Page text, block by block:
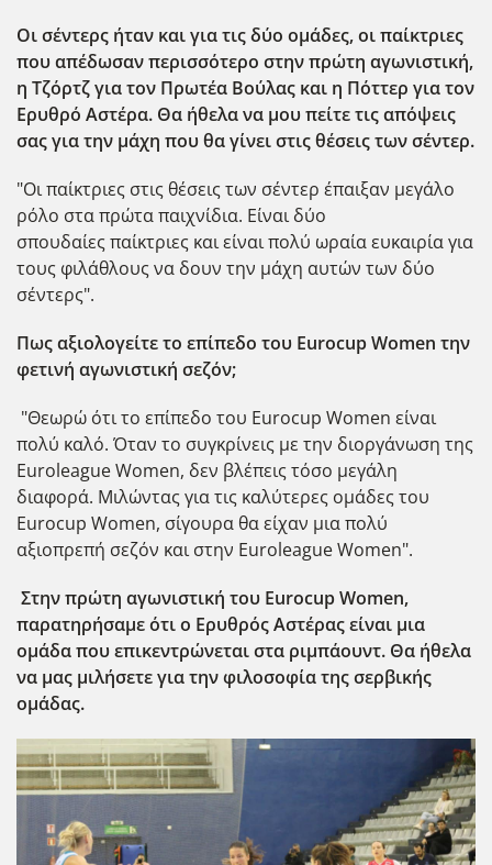
Οι σέντερς ήταν και για τις δύο ομάδες, οι παίκτριες
που απέδωσαν περισσότερο στην πρώτη αγωνιστική,
η Τζόρτζ για τον Πρωτέα Βούλας και η Πόττερ για τον
Ερυθρό Αστέρα. Θα ήθελα να μου πείτε τις απόψεις
σας για την μάχη που θα γίνει στις θέσεις των σέντερ.
"Οι παίκτριες στις θέσεις των σέντερ έπαιξαν μεγάλο
ρόλο στα πρώτα παιχνίδια. Είναι δύο
σπουδαίες παίκτριες και είναι πολύ ωραία ευκαιρία για
τους φιλάθλους να δουν την μάχη αυτών των δύο
σέντερς".
Πως αξιολογείτε το επίπεδο του Eurocup Women την
φετινή αγωνιστική σεζόν;
"Θεωρώ ότι το επίπεδο του Eurocup Women είναι
πολύ καλό. Όταν το συγκρίνεις με την διοργάνωση της
Euroleague Women, δεν βλέπεις τόσο μεγάλη
διαφορά. Μιλώντας για τις καλύτερες ομάδες του
Eurocup Women, σίγουρα θα είχαν μια πολύ
αξιοπρεπή σεζόν και στην Euroleague Women".
Στην πρώτη αγωνιστική του Eurocup Women,
παρατηρήσαμε ότι ο Ερυθρός Αστέρας είναι μια
ομάδα που επικεντρώνεται στα ριμπάουντ. Θα ήθελα
να μας μιλήσετε για την φιλοσοφία της σερβικής
ομάδας.